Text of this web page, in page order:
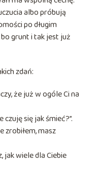
albo próbują
po długim
grunt i tak jest już
zdań:
że już w ogóle Ci na
się jak śmieć?”.
zrobiłem, masz
jak wiele dla Ciebie